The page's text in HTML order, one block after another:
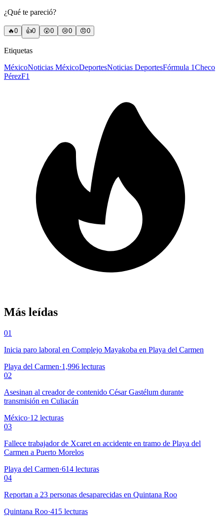
¿Qué te pareció?
🔥0 👍0 😲0 😢0 😠0
Etiquetas
MéxicoNoticias MéxicoDeportesNoticias DeportesFórmula 1Checo
PérezF1
Más leídas
01
Inicia paro laboral en Complejo Mayakoba en Playa del Carmen
Playa del Carmen·1,996 lecturas
02
Asesinan al creador de contenido César Gastélum durante
transmisión en Culiacán
México·12 lecturas
03
Fallece trabajador de Xcaret en accidente en tramo de Playa del
Carmen a Puerto Morelos
Playa del Carmen·614 lecturas
04
Reportan a 23 personas desaparecidas en Quintana Roo
Quintana Roo·415 lecturas